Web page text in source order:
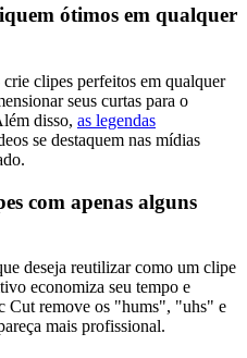
ótimos em qualquer
clipes perfeitos em qualquer
seus curtas para o
disso, as legendas
se destaquem nas mídias
com apenas alguns
deseja reutilizar como um clipe
economiza seu tempo e
Cut remove os "hums", "uhs" e
mais profissional.